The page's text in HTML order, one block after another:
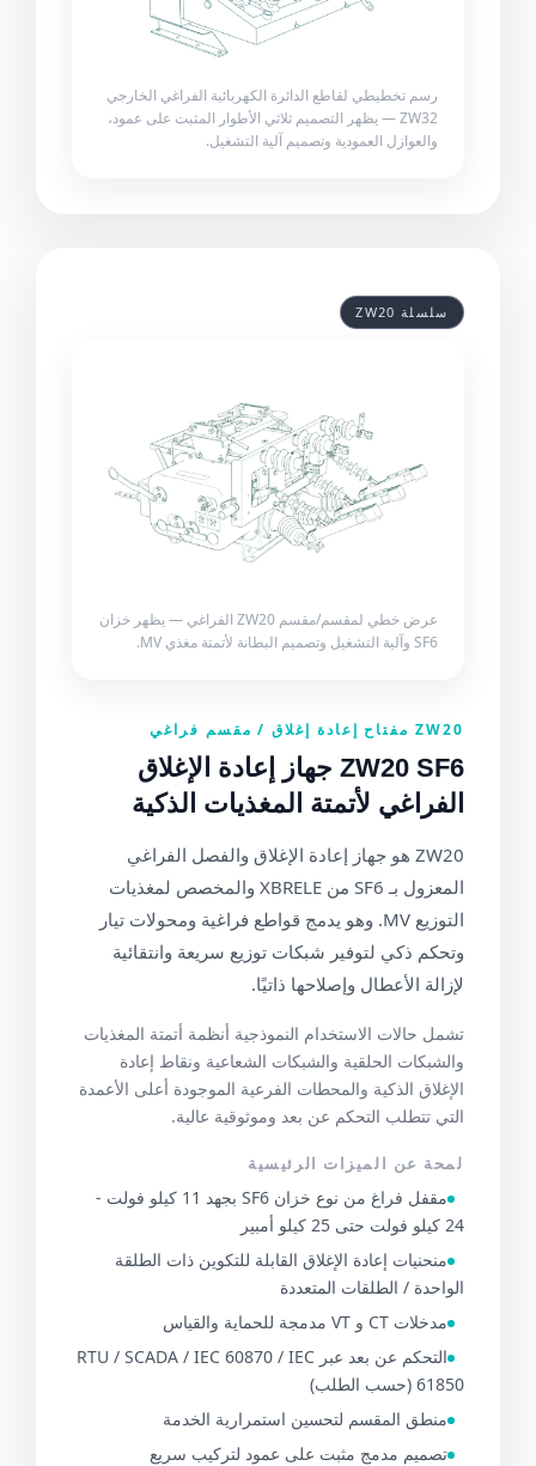
رسم تخطيطي لقاطع الدائرة الكهربائية الفراغي الخارجي
ZW32 — يظهر التصميم ثلاثي الأطوار المثبت على عمود،
والعوازل العمودية وتصميم آلية التشغيل.
سلسلة ZW20
عرض خطي لمقسم/مقسم ZW20 الفراغي — يظهر خزان
SF6 وآلية التشغيل وتصميم البطانة لأتمتة مغذي MV.
ZW20 مفتاح إعادة إغلاق / مقسم فراغي
ZW20 SF6 جهاز إعادة الإغلاق
الفراغي لأتمتة المغذيات الذكية
ZW20 هو جهاز إعادة الإغلاق والفصل الفراغي
المعزول بـ SF6 من XBRELE والمخصص لمغذيات
التوزيع MV. وهو يدمج قواطع فراغية ومحولات تيار
وتحكم ذكي لتوفير شبكات توزيع سريعة وانتقائية
لإزالة الأعطال وإصلاحها ذاتيًا.
تشمل حالات الاستخدام النموذجية أنظمة أتمتة المغذيات
والشبكات الحلقية والشبكات الشعاعية ونقاط إعادة
الإغلاق الذكية والمحطات الفرعية الموجودة أعلى الأعمدة
التي تتطلب التحكم عن بعد وموثوقية عالية.
لمحة عن الميزات الرئيسية
مقفل فراغ من نوع خزان SF6 بجهد 11 كيلو فولت -
24 كيلو فولت حتى 25 كيلو أمبير
منحنيات إعادة الإغلاق القابلة للتكوين ذات الطلقة
الواحدة / الطلقات المتعددة
مدخلات CT و VT مدمجة للحماية والقياس
التحكم عن بعد عبر RTU / SCADA / IEC 60870 / IEC
61850 (حسب الطلب)
منطق المقسم لتحسين استمرارية الخدمة
تصميم مدمج مثبت على عمود لتركيب سريع